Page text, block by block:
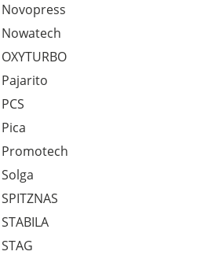
Novopress
Nowatech
OXYTURBO
Pajarito
PCS
Pica
Promotech
Solga
SPITZNAS
STABILA
STAG